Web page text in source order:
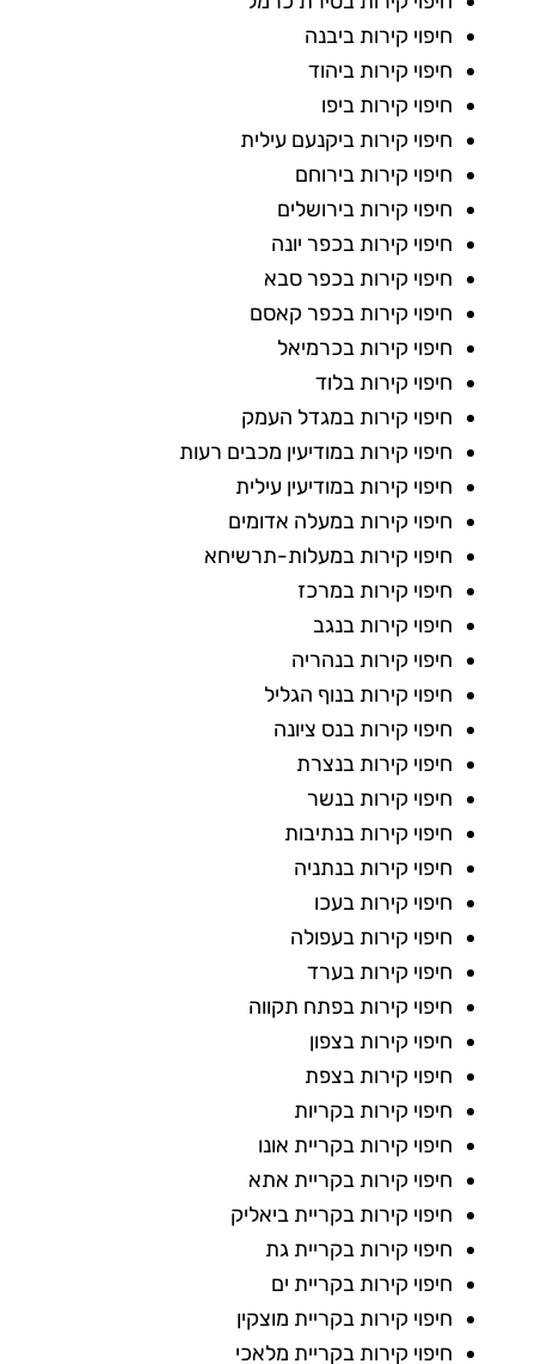
חיפוי קירות ביבנה
חיפוי קירות ביהוד
חיפוי קירות ביפו
חיפוי קירות ביקנעם עילית
חיפוי קירות בירוחם
חיפוי קירות בירושלים
חיפוי קירות בכפר יונה
חיפוי קירות בכפר סבא
חיפוי קירות בכפר קאסם
חיפוי קירות בכרמיאל
חיפוי קירות בלוד
חיפוי קירות במגדל העמק
חיפוי קירות במודיעין מכבים רעות
חיפוי קירות במודיעין עילית
חיפוי קירות במעלה אדומים
חיפוי קירות במעלות-תרשיחא
חיפוי קירות במרכז
חיפוי קירות בנגב
חיפוי קירות בנהריה
חיפוי קירות בנוף הגליל
חיפוי קירות בנס ציונה
חיפוי קירות בנצרת
חיפוי קירות בנשר
חיפוי קירות בנתיבות
חיפוי קירות בנתניה
חיפוי קירות בעכו
חיפוי קירות בעפולה
חיפוי קירות בערד
חיפוי קירות בפתח תקווה
חיפוי קירות בצפון
חיפוי קירות בצפת
חיפוי קירות בקריות
חיפוי קירות בקריית אונו
חיפוי קירות בקריית אתא
חיפוי קירות בקריית ביאליק
חיפוי קירות בקריית גת
חיפוי קירות בקריית ים
חיפוי קירות בקריית מוצקין
חיפוי קירות בקריית מלאכי